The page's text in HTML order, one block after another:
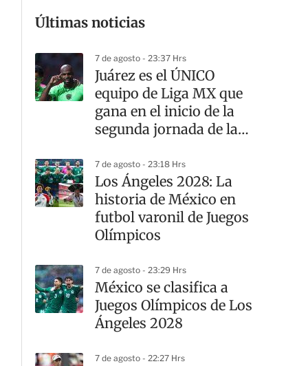
Últimas noticias
7 de agosto - 23:37 Hrs
Juárez es el ÚNICO
equipo de Liga MX que
gana en el inicio de la
segunda jornada de la
7 de agosto - 23:18 Hrs
Los Ángeles 2028: La
historia de México en
futbol varonil de Juegos
Olímpicos
7 de agosto - 23:29 Hrs
México se clasifica a
Juegos Olímpicos de Los
Ángeles 2028
7 de agosto - 22:27 Hrs